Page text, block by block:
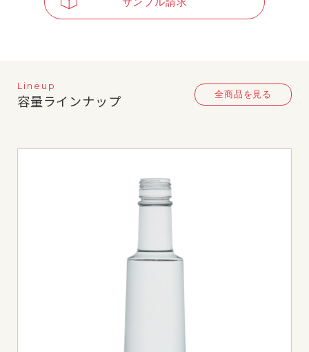
Lineup
容量ラインナップ 全商品を見る